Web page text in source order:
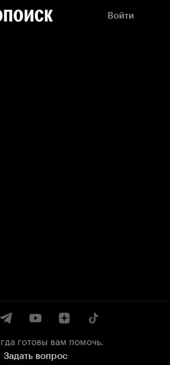
Войти
готовы вам помочь.
Задать вопрос